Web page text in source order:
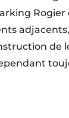
Rogier
de